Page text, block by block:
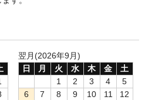
翌月(2026年9月)
日
月 火 水 木 金
土
1
2 3 4
5
6
7 8 9 10 11
12